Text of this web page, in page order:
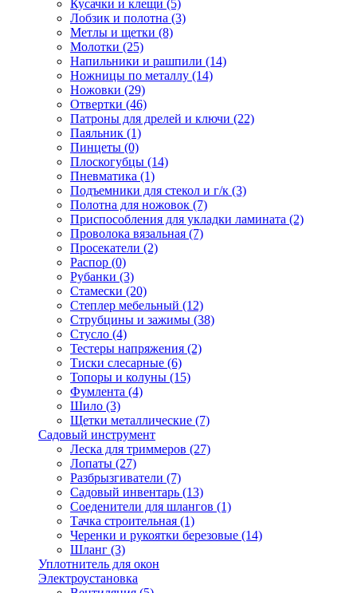
Кусачки и клещи (5)
Лобзик и полотна (3)
Метлы и щетки (8)
Молотки (25)
Напильники и рашпили (14)
Ножницы по металлу (14)
Ножовки (29)
Отвертки (46)
Патроны для дрелей и ключи (22)
Паяльник (1)
Пинцеты (0)
Плоскогубцы (14)
Пневматика (1)
Подъемники для стекол и г/к (3)
Полотна для ножовок (7)
Приспособления для укладки ламината (2)
Проволока вязальная (7)
Просекатели (2)
Распор (0)
Рубанки (3)
Стамески (20)
Степлер мебельный (12)
Струбцины и зажимы (38)
Стусло (4)
Тестеры напряжения (2)
Тиски слесарные (6)
Топоры и колуны (15)
Фумлента (4)
Шило (3)
Щетки металлические (7)
Садовый инструмент
Леска для триммеров (27)
Лопаты (27)
Разбрызгиватели (7)
Садовый инвентарь (13)
Соеденители для шлангов (1)
Тачка строительная (1)
Черенки и рукоятки березовые (14)
Шланг (3)
Уплотнитель для окон
Электроустановка